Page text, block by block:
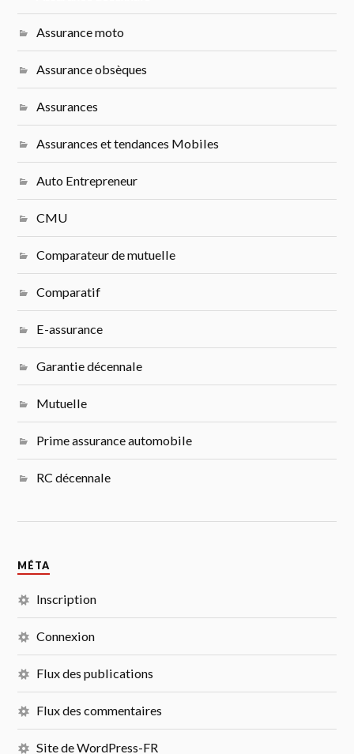
Assurance moto
Assurance obsèques
Assurances
Assurances et tendances Mobiles
Auto Entrepreneur
CMU
Comparateur de mutuelle
Comparatif
E-assurance
Garantie décennale
Mutuelle
Prime assurance automobile
RC décennale
MÉTA
Inscription
Connexion
Flux des publications
Flux des commentaires
Site de WordPress-FR